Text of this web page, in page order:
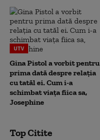
UTV
Gina Pistol a vorbit pentru
prima dată despre relația
cu tatăl ei. Cum i-a
schimbat viața fiica sa,
Josephine
Top Citite